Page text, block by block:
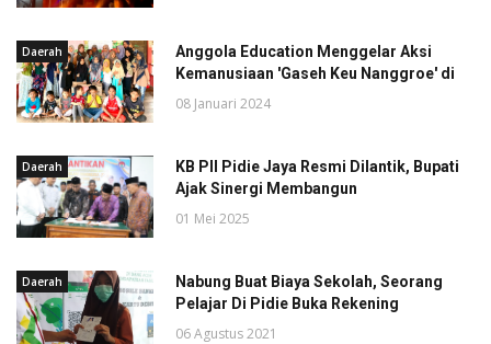
Daerah
Anggola Education Menggelar Aksi
Kemanusiaan 'Gaseh Keu Nanggroe' di
08 Januari 2024
Daerah
KB PII Pidie Jaya Resmi Dilantik, Bupati
Ajak Sinergi Membangun
01 Mei 2025
Daerah
Nabung Buat Biaya Sekolah, Seorang
Pelajar Di Pidie Buka Rekening
06 Agustus 2021